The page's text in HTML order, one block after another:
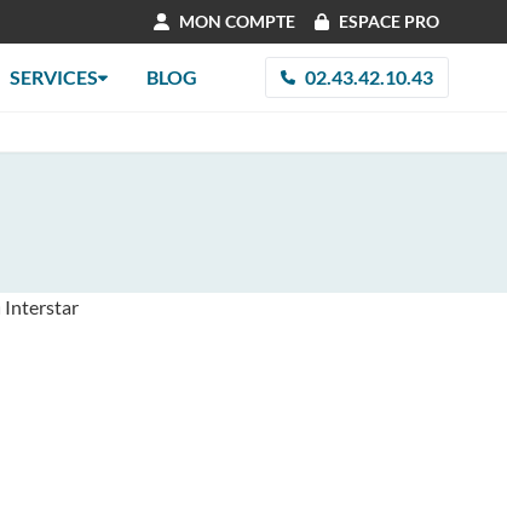
MON COMPTE ESPACE PRO
SERVICES BLOG 02.43.42.10.43